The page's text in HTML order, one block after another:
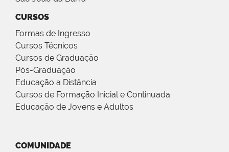
CURSOS
Formas de Ingresso
Cursos Técnicos
Cursos de Graduação
Pós-Graduação
Educação a Distância
Cursos de Formação Inicial e Continuada
Educação de Jovens e Adultos
COMUNIDADE